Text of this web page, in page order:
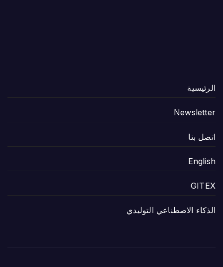
الرئيسية
Newsletter
اتصل بنا
English
GITEX
الذكاء الاصطناعي التوليدي